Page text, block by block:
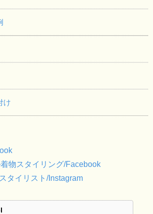
け
物スタイリング/Facebook
タイリスト/Instagram